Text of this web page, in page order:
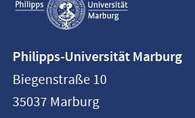
Navigation
Philipps-
Universität
Marburg
Philipps-Universität Marburg
Biegenstraße 10
35037 Marburg